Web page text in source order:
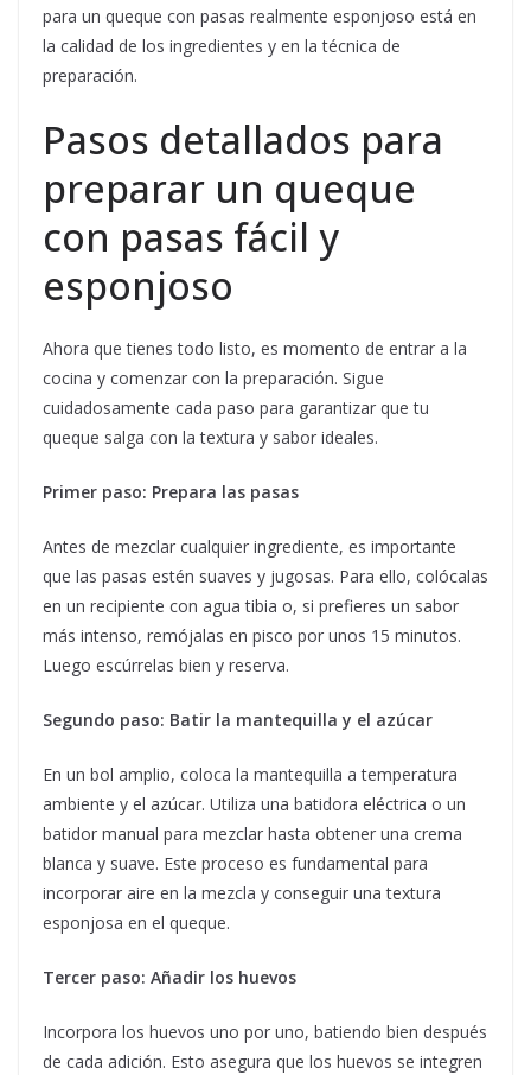
para un queque con pasas realmente esponjoso está en
la calidad de los ingredientes y en la técnica de
preparación.
Pasos detallados para
preparar un queque
con pasas fácil y
esponjoso
Ahora que tienes todo listo, es momento de entrar a la
cocina y comenzar con la preparación. Sigue
cuidadosamente cada paso para garantizar que tu
queque salga con la textura y sabor ideales.
Primer paso: Prepara las pasas
Antes de mezclar cualquier ingrediente, es importante
que las pasas estén suaves y jugosas. Para ello, colócalas
en un recipiente con agua tibia o, si prefieres un sabor
más intenso, remójalas en pisco por unos 15 minutos.
Luego escúrrelas bien y reserva.
Segundo paso: Batir la mantequilla y el azúcar
En un bol amplio, coloca la mantequilla a temperatura
ambiente y el azúcar. Utiliza una batidora eléctrica o un
batidor manual para mezclar hasta obtener una crema
blanca y suave. Este proceso es fundamental para
incorporar aire en la mezcla y conseguir una textura
esponjosa en el queque.
Tercer paso: Añadir los huevos
Incorpora los huevos uno por uno, batiendo bien después
de cada adición. Esto asegura que los huevos se integren